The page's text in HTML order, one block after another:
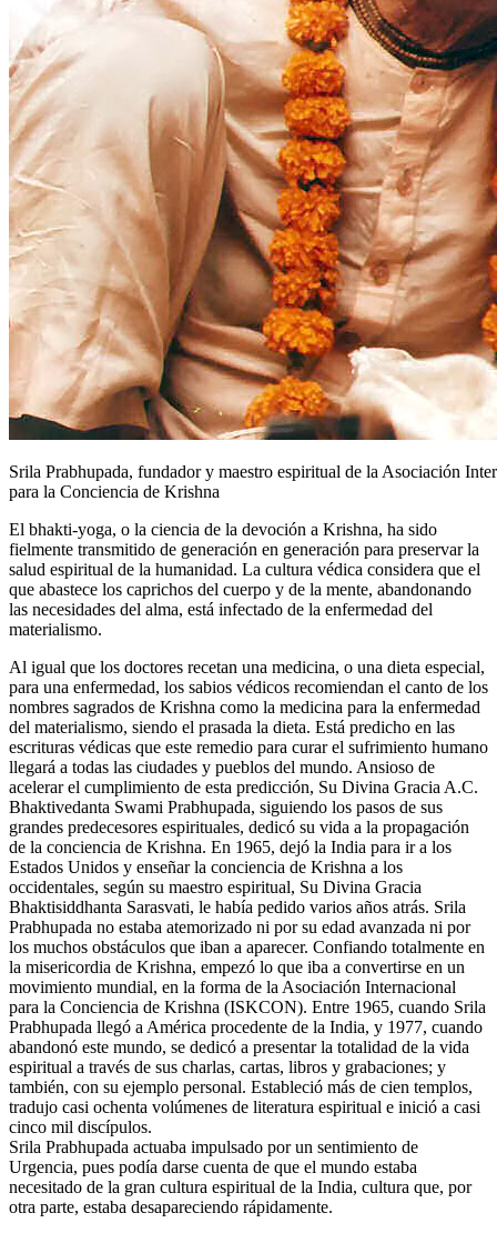
Srila Prabhupada, fundador y maestro espiritual de la Asociación
para la Conciencia de Krishna
El bhakti-yoga, o la ciencia de la devoción a Krishna, ha sido
fielmente transmitido de generación en generación para preservar la
salud espiritual de la humanidad. La cultura védica considera que el
que abastece los caprichos del cuerpo y de la mente, abandonando
las necesidades del alma, está infectado de la enfermedad del
materialismo.
Al igual que los doctores recetan una medicina, o una dieta especial,
para una enfermedad, los sabios védicos recomiendan el canto de los
nombres sagrados de Krishna como la medicina para la enfermedad
del materialismo, siendo el prasada la dieta. Está predicho en las
escrituras védicas que este remedio para curar el sufrimiento humano
llegará a todas las ciudades y pueblos del mundo. Ansioso de
acelerar el cumplimiento de esta predicción, Su Divina Gracia A.C.
Bhaktivedanta Swami Prabhupada, siguiendo los pasos de sus
grandes predecesores espirituales, dedicó su vida a la propagación
de la conciencia de Krishna. En 1965, dejó la India para ir a los
Estados Unidos y enseñar la conciencia de Krishna a los
occidentales, según su maestro espiritual, Su Divina Gracia
Bhaktisiddhanta Sarasvati, le había pedido varios años atrás. Srila
Prabhupada no estaba atemorizado ni por su edad avanzada ni por
los muchos obstáculos que iban a aparecer. Confiando totalmente en
la misericordia de Krishna, empezó lo que iba a convertirse en un
movimiento mundial, en la forma de la Asociación Internacional
para la Conciencia de Krishna (ISKCON). Entre 1965, cuando Srila
Prabhupada llegó a América procedente de la India, y 1977, cuando
abandonó este mundo, se dedicó a presentar la totalidad de la vida
espiritual a través de sus charlas, cartas, libros y grabaciones; y
también, con su ejemplo personal. Estableció más de cien templos,
tradujo casi ochenta volúmenes de literatura espiritual e inició a casi
cinco mil discípulos.
Srila Prabhupada actuaba impulsado por un sentimiento de
Urgencia, pues podía darse cuenta de que el mundo estaba
necesitado de la gran cultura espiritual de la India, cultura que, por
otra parte, estaba desapareciendo rápidamente.